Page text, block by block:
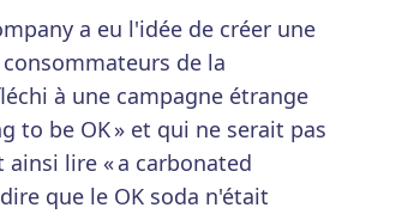
a eu l'idée de créer une
de la
à une campagne étrange
to be OK » et qui ne serait pas
lire « a carbonated
que le OK soda n'était